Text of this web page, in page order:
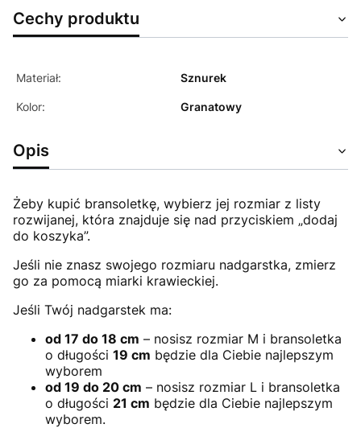
Cechy produktu
Materiał: Sznurek
Kolor: Granatowy
Opis
Żeby kupić bransoletkę, wybierz jej rozmiar z listy
rozwijanej, która znajduje się nad przyciskiem „dodaj
do koszyka”.
Jeśli nie znasz swojego rozmiaru nadgarstka, zmierz
go za pomocą miarki krawieckiej.
Jeśli Twój nadgarstek ma:
od 17 do 18 cm – nosisz rozmiar M i bransoletka
o długości 19 cm będzie dla Ciebie najlepszym
wyborem
od 19 do 20 cm – nosisz rozmiar L i bransoletka
o długości 21 cm będzie dla Ciebie najlepszym
wyborem.